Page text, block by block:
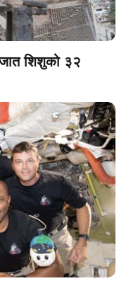
शिशुको ३२